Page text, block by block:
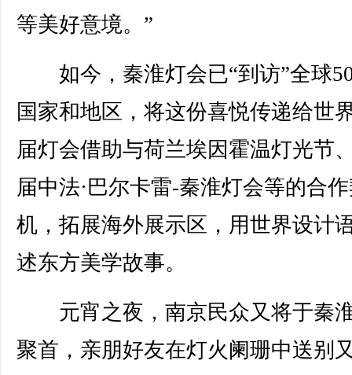
等美好意境。”
如今，秦淮灯会已“到访”全球
国家和地区，将这份喜悦传递给世
届灯会借助与荷兰埃因霍温灯光节
届中法·巴尔卡雷-秦淮灯会等的合
机，拓展海外展示区，用世界设计
述东方美学故事。
元宵之夜，南京民众又将于秦
聚首，亲朋好友在灯火阑珊中送别